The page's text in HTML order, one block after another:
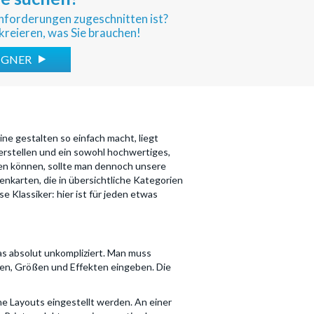
zugeschnitten ist?
was Sie brauchen!
gestalten so einfach macht, liegt
und ein sowohl hochwertiges,
können, sollte man dennoch unsere
die in übersichtliche Kategorien
Klassiker: hier ist für jeden etwas
absolut unkompliziert. Man muss
Größen und Effekten eingeben. Die
Layouts eingestellt werden. An einer